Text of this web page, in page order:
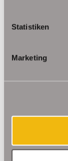
Statistiken
Marketing
682,23 €
Erfurt
Hübsche